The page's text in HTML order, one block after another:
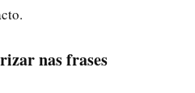
nas frases